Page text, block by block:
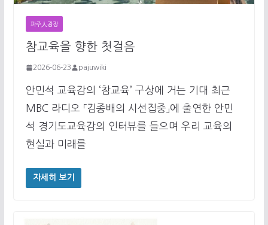
파주人광장
참교육을 향한 첫걸음
2026-06-23 pajuwiki
안민석 교육감의 ‘참교육’ 구상에 거는 기대 최근
MBC 라디오 「김종배의 시선집중」에 출연한 안민
석 경기도교육감의 인터뷰를 들으며 우리 교육의
현실과 미래를
자세히 보기